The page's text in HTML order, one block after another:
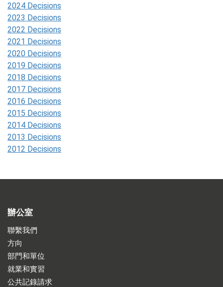
2024 Decisions
2023 Decisions
2022 Decisions
2021 Decisions
2020 Decisions
2019 Decisions
2018 Decisions
2017 Decisions
2016 Decisions
2015 Decisions
2014 Decisions
2013 Decisions
2012 Decisions
辦公室
聯繫我們
方向
部門和單位
就業和實習
公共記錄請求